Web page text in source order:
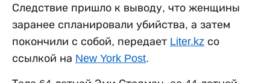
Следствие пришло к выводу, что женщины
заранее спланировали убийства, а затем
покончили с собой, передает Liter.kz со
ссылкой на New York Post.